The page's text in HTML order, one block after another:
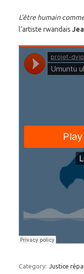
L’être humain
l’artiste rwandais
Category: Justice